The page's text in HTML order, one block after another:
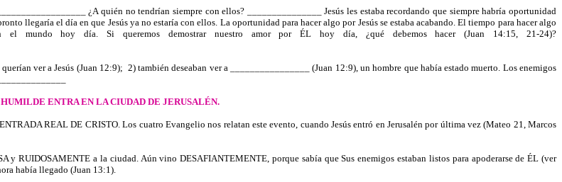
¿A quién no tendrían siempre con ellos? _______________ Jesús les estaba recordando que siempre habría oportunidad
llegaría el día en que Jesús ya no estaría con ellos. La oportunidad para hacer algo por Jesús se estaba acabando. El tiempo para hacer algo
hoy día. Si queremos demostrar nuestro amor por ÉL hoy día, ¿qué debemos hacer (Juan 14:15, 21-24)?
ver a Jesús (Juan 12:9); 2) también deseaban ver a ________________ (Juan 12:9), un hombre que había estado muerto. Los enemigos
ENTRA EN LA CIUDAD DE JERUSALÉN.
REAL DE CRISTO. Los cuatro Evangelio nos relatan este evento, cuando Jesús entró en Jerusalén por última vez (Mateo 21, Marcos
y RUIDOSAMENTE a la ciudad. Aún vino DESAFIANTEMENTE, porque sabía que Sus enemigos estaban listos para apoderarse de ÉL (ver
había llegado (Juan 13:1).